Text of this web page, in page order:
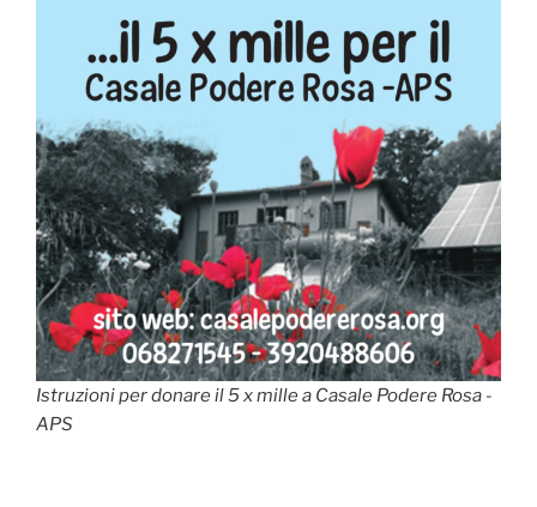
Istruzioni per donare il 5 x mille a Casale Podere Rosa -
APS